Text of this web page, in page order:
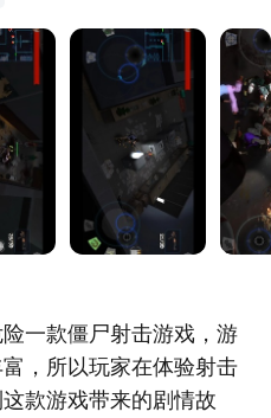
一款僵尸射击游戏，游
，所以玩家在体验射击
款游戏带来的剧情故